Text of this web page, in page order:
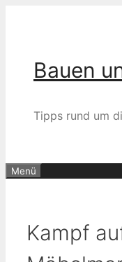
Bauen
Tipps rund um
Menü
Kampf